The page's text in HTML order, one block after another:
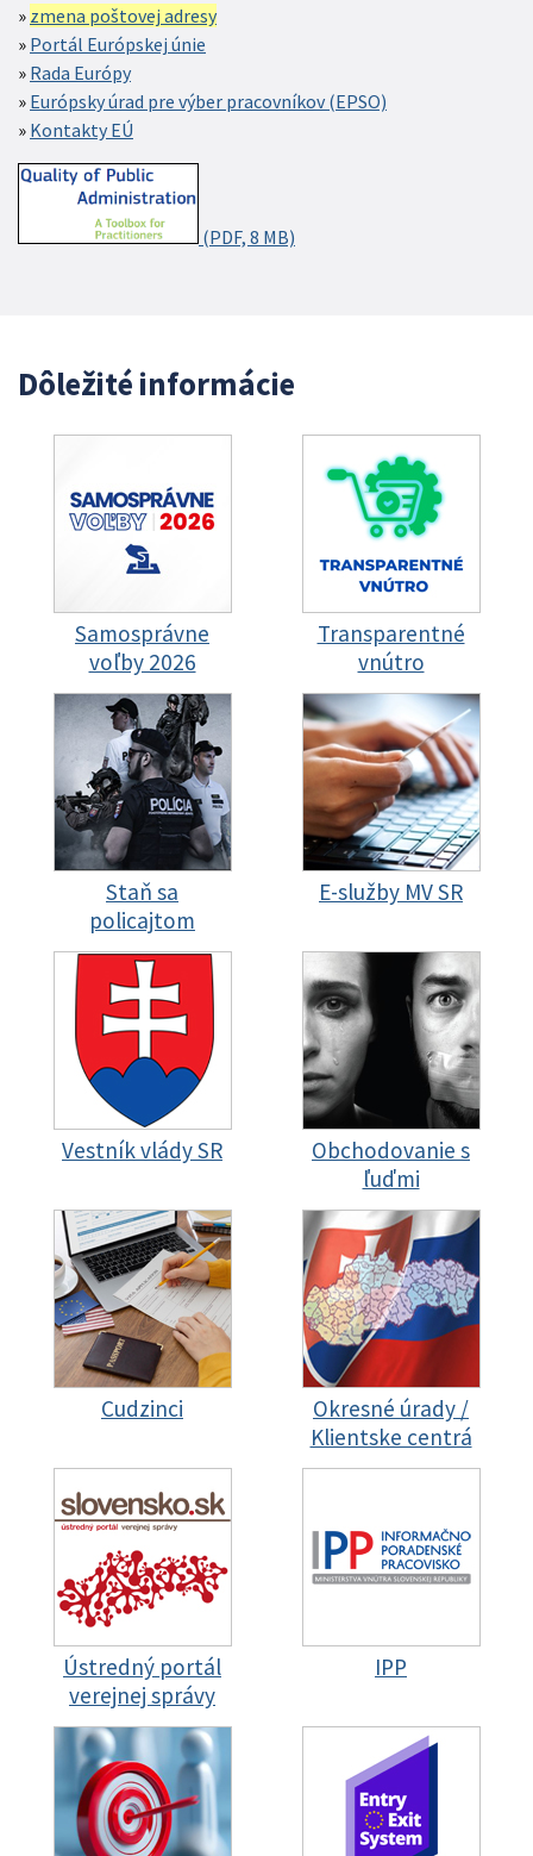
zmena poštovej adresy
Portál Európskej únie
Rada Európy
Európsky úrad pre výber pracovníkov (EPSO)
Kontakty EÚ
(PDF, 8 MB)
Dôležité informácie
Samosprávne
voľby 2026
Transparentné
vnútro
Staň sa
policajtom
E-služby MV SR
Vestník vlády SR
Obchodovanie s
ľuďmi
Cudzinci
Okresné úrady /
Klientske centrá
Ústredný portál
verejnej správy
IPP